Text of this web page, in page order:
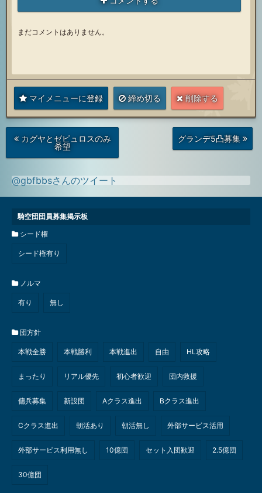
まだコメントはありません。
マイメニューに登録 締め切る 削除する
次
の
稿
カグヤとゼピュロスのみ
希望
前
の
投
グランデ5凸募集
@gbfbbsさんのツイート
騎空団団員募集掲示板
シード権
シード権有り
ノルマ
有り 無し
団方針
本戦全勝 本戦勝利 本戦進出 自由 HL攻略
まったり リアル優先 初心者歓迎 団内救援
傭兵募集 新設団 Aクラス進出 Bクラス進出
Cクラス進出 朝活あり 朝活無し 外部サービス活用
外部サービス利用無し 10億団 セット入団歓迎 2.5億団
30億団